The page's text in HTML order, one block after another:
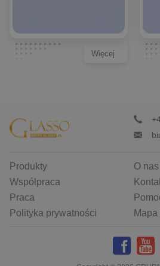
Więcej
Produkty
O nas
Współpraca
Praca
Polityka prywatności